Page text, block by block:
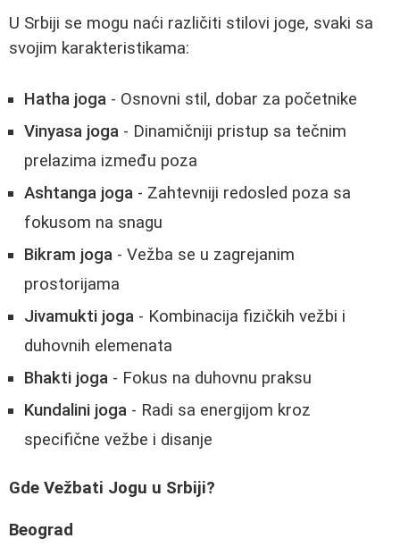
U Srbiji se mogu naći različiti stilovi joge, svaki sa
svojim karakteristikama:
Hatha joga - Osnovni stil, dobar za početnike
Vinyasa joga - Dinamičniji pristup sa tečnim
prelazima između poza
Ashtanga joga - Zahtevniji redosled poza sa
fokusom na snagu
Bikram joga - Vežba se u zagrejanim
prostorijama
Jivamukti joga - Kombinacija fizičkih vežbi i
duhovnih elemenata
Bhakti joga - Fokus na duhovnu praksu
Kundalini joga - Radi sa energijom kroz
specifične vežbe i disanje
Gde Vežbati Jogu u Srbiji?
Beograd